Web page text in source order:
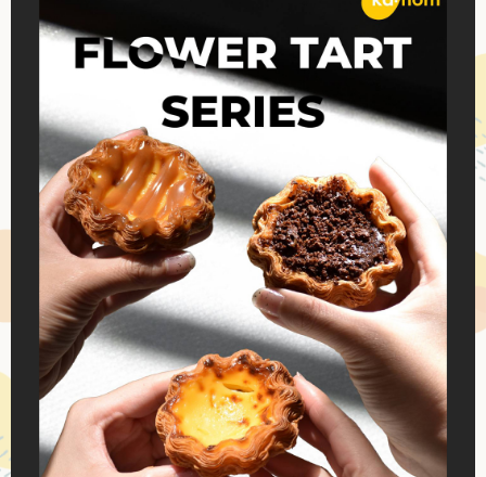
SNACK
BOX
CONTACT
US